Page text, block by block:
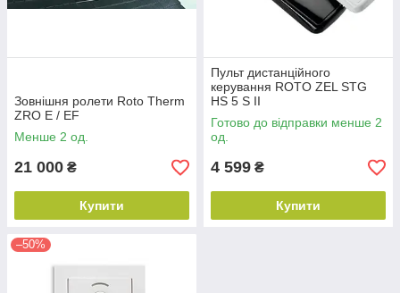
Зовнішня ролети Roto Therm
ZRO E / EF
Менше 2 од.
21 000 ₴
Купити
Пульт дистанційного
керування ROTO ZEL STG
HS 5 S II
Готово до відправки менше 2
од.
4 599 ₴
Купити
–50%